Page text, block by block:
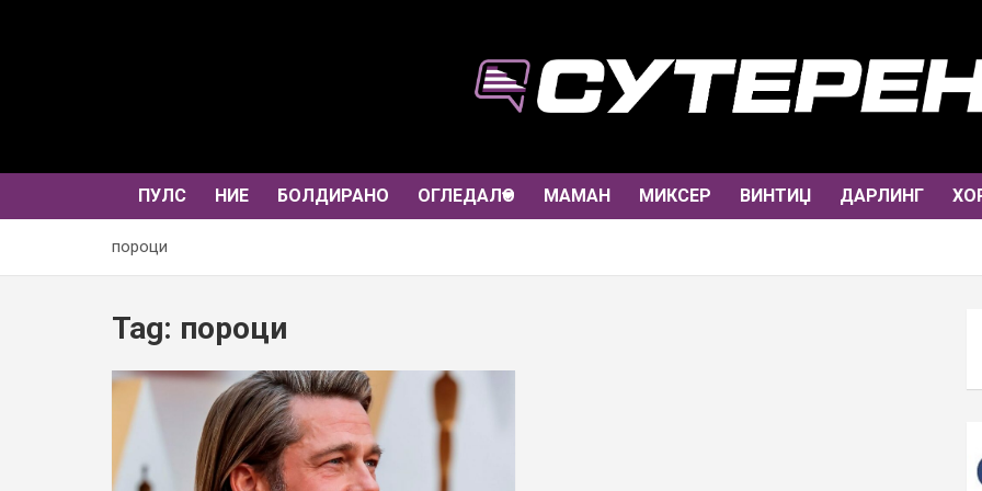
ПУЛС НИЕ БОЛДИРАНО ОГЛЕДАЛО МАМАН МИКСЕР ВИНТИЏ ДАРЛИНГ
пороци
Tag: пороци